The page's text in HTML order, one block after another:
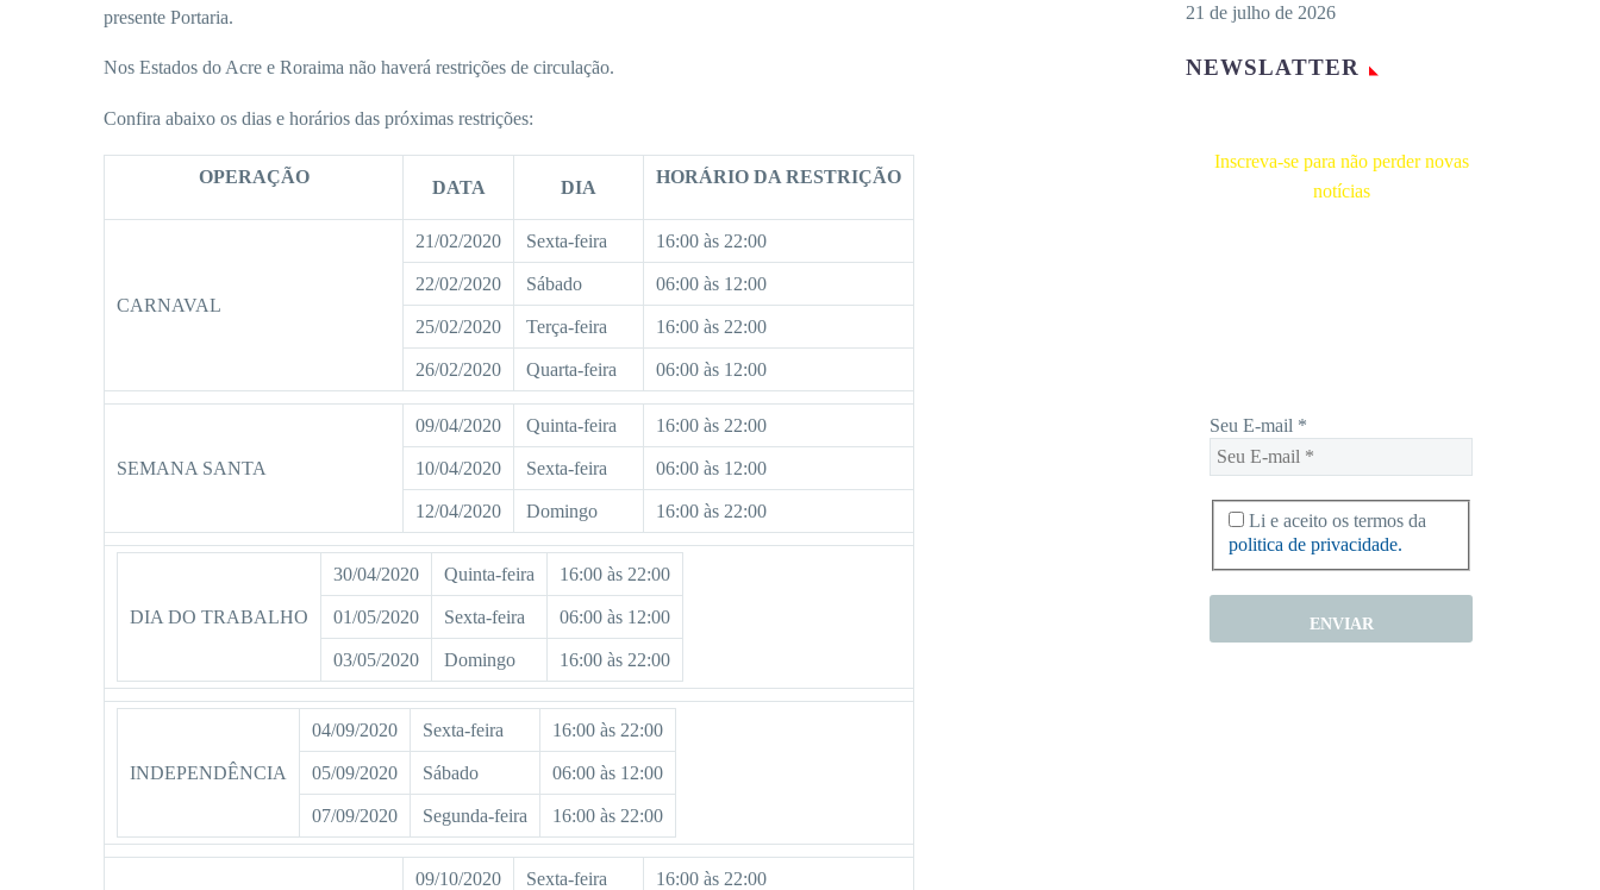
presente Portaria.
Nos Estados do Acre e Roraima não haverá restrições de circulação.
Confira abaixo os dias e horários das próximas restrições:
OPERAÇÃO
DATA DIA
HORÁRIO DA RESTRIÇÃO
CARNAVAL
21/02/2020 Sexta-feira 16:00 às 22:00
22/02/2020 Sábado 06:00 às 12:00
25/02/2020 Terça-feira 16:00 às 22:00
26/02/2020 Quarta-feira 06:00 às 12:00
SEMANA SANTA
09/04/2020 Quinta-feira 16:00 às 22:00
10/04/2020 Sexta-feira 06:00 às 12:00
12/04/2020 Domingo 16:00 às 22:00
DIA DO TRABALHO
30/04/2020 Quinta-feira 16:00 às 22:00
01/05/2020 Sexta-feira 06:00 às 12:00
03/05/2020 Domingo 16:00 às 22:00
INDEPENDÊNCIA
04/09/2020 Sexta-feira 16:00 às 22:00
05/09/2020 Sábado 06:00 às 12:00
07/09/2020 Segunda-feira 16:00 às 22:00
09/10/2020 Sexta-feira 16:00 às 22:00
21 de julho de 2026
NEWSLATTER
Inscreva-se para não perder novas
notícias
Seu E-mail *
Li e aceito os termos da
politica de privacidade.